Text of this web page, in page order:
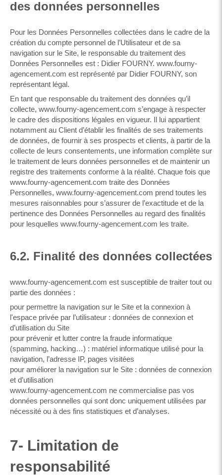
des données personnelles
Pour les Données Personnelles collectées dans le cadre de la
création du compte personnel de l’Utilisateur et de sa
navigation sur le Site, le responsable du traitement des
Données Personnelles est : Didier FOURNY. www.fourny-
agencement.com est représenté par Didier FOURNY, son
représentant légal.
En tant que responsable du traitement des données qu’il
collecte, www.fourny-agencement.com s’engage à respecter
le cadre des dispositions légales en vigueur. Il lui appartient
notamment au Client d’établir les finalités de ses traitements
de données, de fournir à ses prospects et clients, à partir de la
collecte de leurs consentements, une information complète sur
le traitement de leurs données personnelles et de maintenir un
registre des traitements conforme à la réalité. Chaque fois que
www.fourny-agencement.com traite des Données
Personnelles, www.fourny-agencement.com prend toutes les
mesures raisonnables pour s’assurer de l’exactitude et de la
pertinence des Données Personnelles au regard des finalités
pour lesquelles www.fourny-agencement.com les traite.
6.2. Finalité des données collectées
www.fourny-agencement.com est susceptible de traiter tout ou
partie des données :
pour permettre la navigation sur le Site et la connexion à
l'espace privée par l’utilisateur : données de connexion et
d’utilisation du Site
pour prévenir et lutter contre la fraude informatique
(spamming, hacking…) : matériel informatique utilisé pour la
navigation, l’adresse IP, pages visitées
pour améliorer la navigation sur le Site : données de connexion
et d’utilisation
www.fourny-agencement.com ne commercialise pas vos
données personnelles qui sont donc uniquement utilisées par
nécessité ou à des fins statistiques et d’analyses.
7- Limitation de
responsabilité